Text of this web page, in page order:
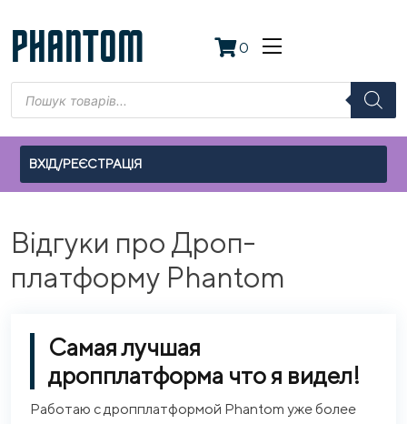
to
content
PHANTOM 0
Пошук
товарів
ВХІД/РЕЄСТРАЦІЯ
Відгуки про Дроп-
платформу Phantom
Самая лучшая
дропплатформа что я видел!
Работаю с дропплатформой Phantom уже более